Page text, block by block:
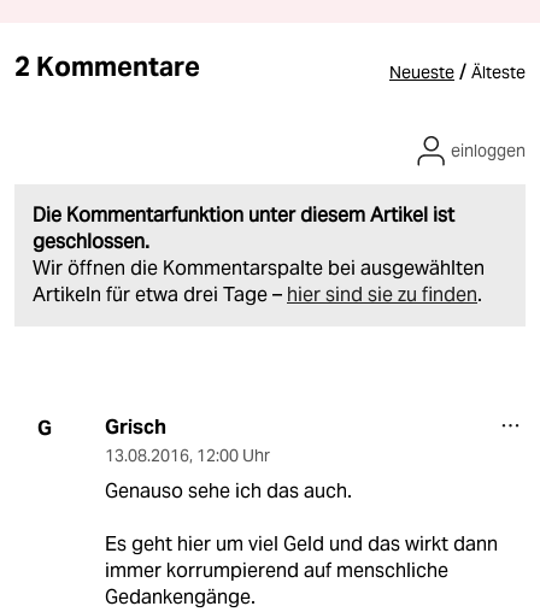
2 Kommentare Neueste / Älteste
Die Kommentarfunktion unter diesem Artikel ist
geschlossen.
Wir öffnen die Kommentarspalte bei ausgewählten
Artikeln für etwa drei Tage – hier sind sie zu finden.
einloggen
G Grisch
13.08.2016, 12:00 Uhr
Genauso sehe ich das auch.
Es geht hier um viel Geld und das wirkt dann
immer korrumpierend auf menschliche
Gedankengänge.